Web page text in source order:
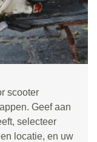
scooter
Geef aan
selecteer
locatie, en uw